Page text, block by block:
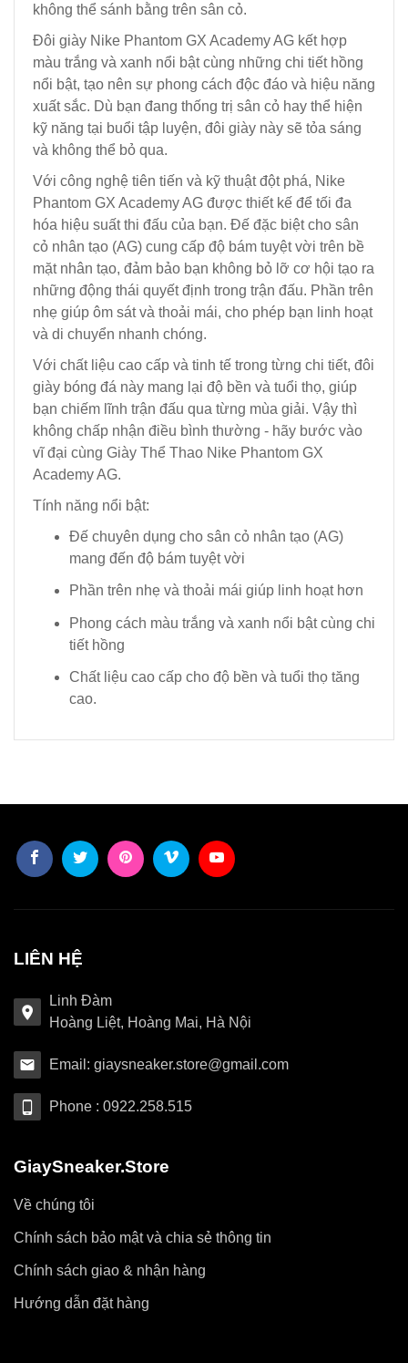
không thể sánh bằng trên sân cỏ.
Đôi giày Nike Phantom GX Academy AG kết hợp
màu trắng và xanh nổi bật cùng những chi tiết hồng
nổi bật, tạo nên sự phong cách độc đáo và hiệu năng
xuất sắc. Dù bạn đang thống trị sân cỏ hay thể hiện
kỹ năng tại buổi tập luyện, đôi giày này sẽ tỏa sáng
và không thể bỏ qua.
Với công nghệ tiên tiến và kỹ thuật đột phá, Nike
Phantom GX Academy AG được thiết kế để tối đa
hóa hiệu suất thi đấu của bạn. Đế đặc biệt cho sân
cỏ nhân tạo (AG) cung cấp độ bám tuyệt vời trên bề
mặt nhân tạo, đảm bảo bạn không bỏ lỡ cơ hội tạo ra
những động thái quyết định trong trận đấu. Phần trên
nhẹ giúp ôm sát và thoải mái, cho phép bạn linh hoạt
và di chuyển nhanh chóng.
Với chất liệu cao cấp và tinh tế trong từng chi tiết, đôi
giày bóng đá này mang lại độ bền và tuổi thọ, giúp
bạn chiếm lĩnh trận đấu qua từng mùa giải. Vậy thì
không chấp nhận điều bình thường - hãy bước vào
vĩ đại cùng Giày Thể Thao Nike Phantom GX
Academy AG.
Tính năng nổi bật:
Đế chuyên dụng cho sân cỏ nhân tạo (AG)
mang đến độ bám tuyệt vời
Phần trên nhẹ và thoải mái giúp linh hoạt hơn
Phong cách màu trắng và xanh nổi bật cùng chi
tiết hồng
Chất liệu cao cấp cho độ bền và tuổi thọ tăng
cao.
LIÊN HỆ
Linh Đàm
Hoàng Liệt, Hoàng Mai, Hà Nội
Email: giaysneaker.store@gmail.com
Phone : 0922.258.515
GiaySneaker.Store
Về chúng tôi
Chính sách bảo mật và chia sẻ thông tin
Chính sách giao & nhận hàng
Hướng dẫn đặt hàng